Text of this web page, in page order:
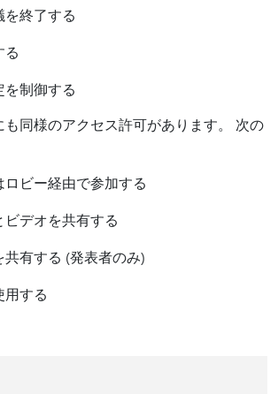
終了する
る
を制御する
同様のアクセス許可があります。 次の
ロビー経由で参加する
ビデオを共有する
共有する (発表者のみ)
用する